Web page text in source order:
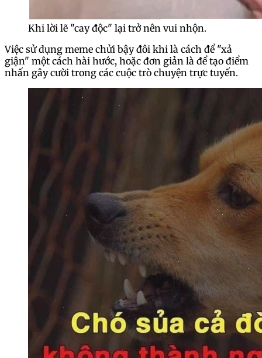
Khi lời lẽ "cay độc" lại trở nên vui nhộn.
Việc sử dụng meme chửi bậy đôi khi là cách để "xả
giận" một cách hài hước, hoặc đơn giản là để tạo điểm
nhấn gây cười trong các cuộc trò chuyện trực tuyến.